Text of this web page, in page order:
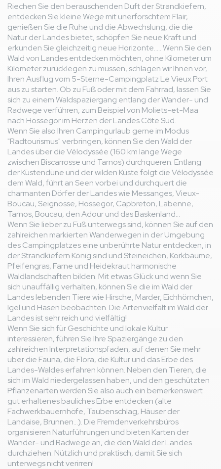
Riechen Sie den berauschenden Duft der Strandkiefern,
entdecken Sie kleine Wege mit unerforschtem Flair,
genießen Sie die Ruhe und die Abwechslung, die die
Natur der Landes bietet, schöpfen Sie neue Kraft und
erkunden Sie gleichzeitig neue Horizonte..... Wenn Sie den
Wald von Landes entdecken möchten, ohne Kilometer um
Kilometer zurücklegen zu müssen, schlagen wir Ihnen vor,
Ihren Ausflug vom 5-Sterne-Campingplatz Le Vieux Port
aus zu starten. Ob zu Fuß oder mit dem Fahrrad, lassen Sie
sich zu einem Waldspaziergang entlang der Wander- und
Radwege verführen, zum Beispiel von Moliets-et-Maa
nach Hossegor im Herzen der Landes Côte Sud.
Wenn Sie also Ihren Campingurlaub gerne im Modus
"Radtourismus" verbringen, können Sie den Wald der
Landes über die Vélodyssée (160 km lange Wege
zwischen Biscarrosse und Tarnos) durchqueren. Entlang
der Küstendüne und der wilden Küste folgt die Vélodyssée
dem Wald, führt an Seen vorbei und durchquert die
charmanten Dörfer der Landes wie Messanges, Vieux-
Boucau, Seignosse, Hossegor, Capbreton, Labenne,
Tarnos, Boucau, den Adour und das Baskenland...
Wenn Sie lieber zu Fuß unterwegs sind, können Sie auf den
zahlreichen markierten Wanderwegen in der Umgebung
des Campingplatzes eine unberührte Natur entdecken, in
der Strandkiefern König sind und Steineichen, Korkbäume,
Pfeifengras, Farne und Heidekraut harmonische
Waldlandschaften bilden. Mit etwas Glück und wenn Sie
sich unauffällig verhalten, können Sie die im Wald der
Landes lebenden Tiere wie Hirsche, Marder, Eichhörnchen,
Igel und Hasen beobachten. Die Artenvielfalt im Wald der
Landes ist sehr reich und vielfältig!
Wenn Sie sich für Geschichte und lokale Kultur
interessieren, führen Sie Ihre Spaziergänge zu den
zahlreichen Interpretationspfaden, auf denen Sie mehr
über die Fauna, die Flora, die Kultur und das Erbe des
Landes-Waldes erfahren können. Neben den Tieren, die
sich im Wald niedergelassen haben, und den geschützten
Pflanzenarten werden Sie also auch ein bemerkenswert
gut erhaltenes bauliches Erbe entdecken (alte
Fachwerkbauernhöfe, Taubenschlag, Häuser der
Landaise, Brunnen...). Die Fremdenverkehrsbüros
organisieren Naturführungen und bieten Karten der
Wander- und Radwege an, die den Wald der Landes
durchziehen. Nützlich und praktisch, damit Sie sich
unterwegs nicht verirren!